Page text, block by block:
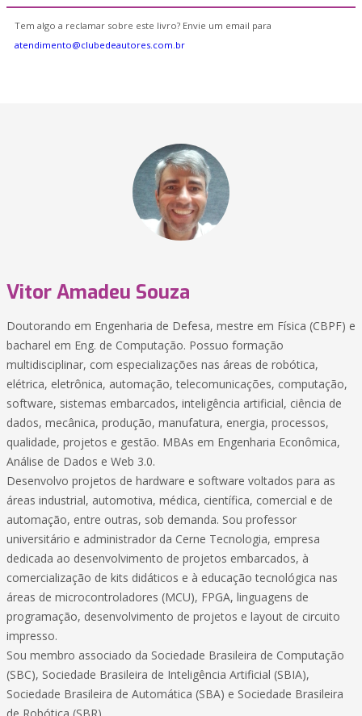
Tem algo a reclamar sobre este livro? Envie um email para
atendimento@clubedeautores.com.br
Vitor Amadeu Souza
Doutorando em Engenharia de Defesa, mestre em Física (CBPF) e
bacharel em Eng. de Computação. Possuo formação
multidisciplinar, com especializações nas áreas de robótica,
elétrica, eletrônica, automação, telecomunicações, computação,
software, sistemas embarcados, inteligência artificial, ciência de
dados, mecânica, produção, manufatura, energia, processos,
qualidade, projetos e gestão. MBAs em Engenharia Econômica,
Análise de Dados e Web 3.0.
Desenvolvo projetos de hardware e software voltados para as
áreas industrial, automotiva, médica, científica, comercial e de
automação, entre outras, sob demanda. Sou professor
universitário e administrador da Cerne Tecnologia, empresa
dedicada ao desenvolvimento de projetos embarcados, à
comercialização de kits didáticos e à educação tecnológica nas
áreas de microcontroladores (MCU), FPGA, linguagens de
programação, desenvolvimento de projetos e layout de circuito
impresso.
Sou membro associado da Sociedade Brasileira de Computação
(SBC), Sociedade Brasileira de Inteligência Artificial (SBIA),
Sociedade Brasileira de Automática (SBA) e Sociedade Brasileira